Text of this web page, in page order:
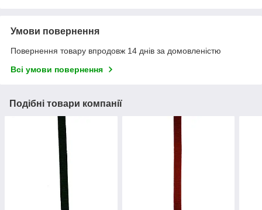
Умови повернення
Повернення товару впродовж 14 днів за домовленістю
Всі умови повернення
Подібні товари компанії